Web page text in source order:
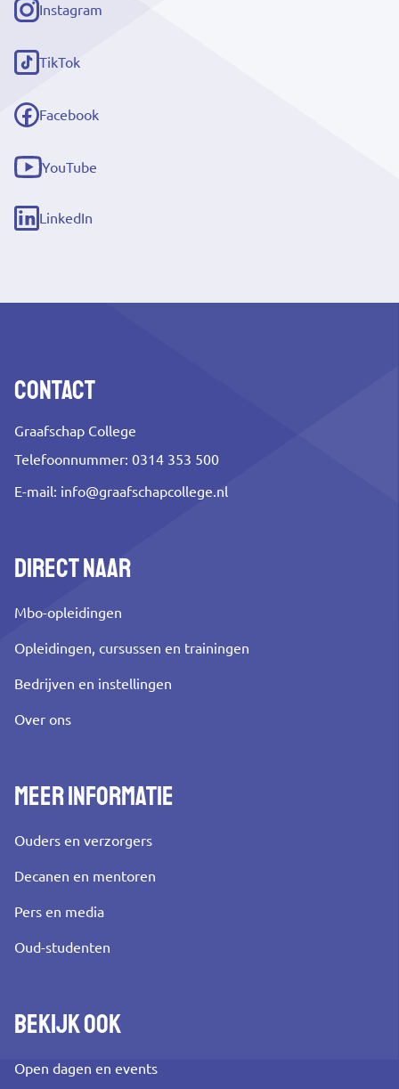
Instagram
(externe
link)
TikTok
(externe
link)
Facebook
(externe
link)
YouTube
(externe
link)
LinkedIn
(externe
Contact
Graafschap College
Telefoonnummer: 0314 353 500
E-mail: info@graafschapcollege.nl
Direct naar
Mbo-opleidingen
Opleidingen, cursussen en trainingen
Bedrijven en instellingen
Over ons
Meer informatie
Ouders en verzorgers
Decanen en mentoren
Pers en media
Oud-studenten
Bekijk ook
Open dagen en events